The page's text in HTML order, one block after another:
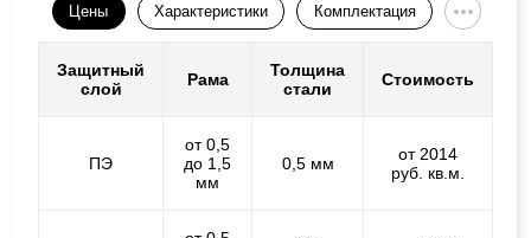
Цены Характеристики Комплектация
Защитный
слой
Рама
Толщина
стали
Стоимость
ПЭ
от 0,5
до 1,5
мм
0,5 мм
от 2014
руб. кв.м.